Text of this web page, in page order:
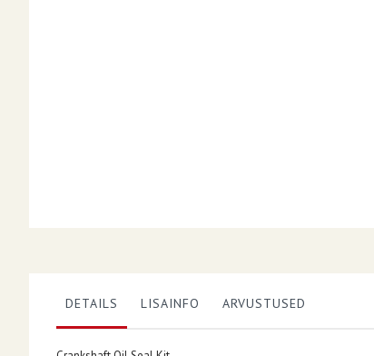
DETAILS LISAINFO ARVUSTUSED